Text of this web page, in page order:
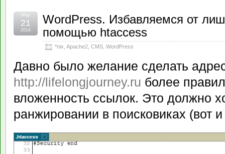
WordPress. Избавляемся от
помощью htaccess
*nix Apache2 CMS WordPress
May
21
2014
Давно было желание сделать
http://lifelongjourney.ru более
вложенность ссылок. Это должно
ранжировании в поисковиках (вот